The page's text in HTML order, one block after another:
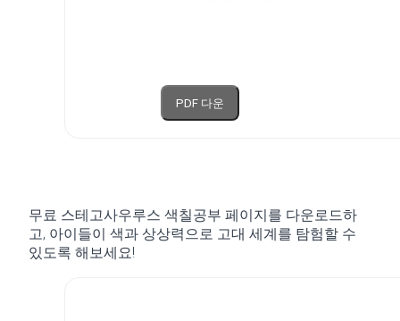
PDF 다운
무료 스테고사우루스 색칠공부 페이지를 다운로드하
고, 아이들이 색과 상상력으로 고대 세계를 탐험할 수
있도록 해보세요!